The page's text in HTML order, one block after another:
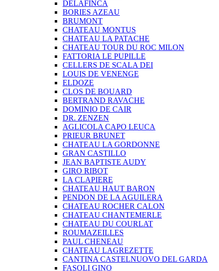
DELAFINCA
BORIES AZEAU
BRUMONT
CHATEAU MONTUS
CHATEAU LA PATACHE
CHATEAU TOUR DU ROC MILON
FATTORIA LE PUPILLE
CELLERS DE SCALA DEI
LOUIS DE VENENGE
ELDOZE
CLOS DE BOUARD
BERTRAND RAVACHE
DOMINIO DE CAIR
DR. ZENZEN
AGLICOLA CAPO LEUCA
PRIEUR BRUNET
CHATEAU LA GORDONNE
GRAN CASTILLO
JEAN BAPTISTE AUDY
GIRO RIBOT
LA CLAPIERE
CHATEAU HAUT BARON
PENDON DE LA AGUILERA
CHATEAU ROCHER CALON
CHATEAU CHANTEMERLE
CHATEAU DU COURLAT
ROUMAZEILLES
PAUL CHENEAU
CHATEAU LAGREZETTE
CANTINA CASTELNUOVO DEL GARDA
FASOLI GINO